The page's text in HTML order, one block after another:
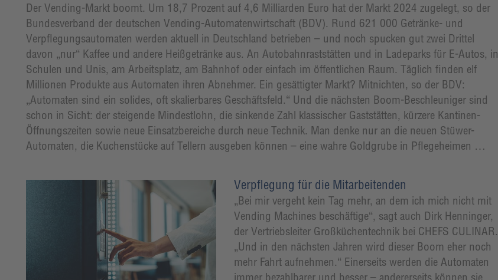
Der Vending-Markt boomt. Um 18,7 Prozent auf 4,6 Milliarden Euro hat der Markt 2024 zugelegt, so der
Bundesverband der deutschen Vending-Automatenwirtschaft (BDV). Rund 621 000 Getränke- und
Verpflegungsautomaten werden aktuell in Deutschland betrieben – und noch spucken gut zwei Drittel
davon „nur“ Kaffee und andere Heißgetränke aus. An Autobahnraststätten und in Ladeparks für E-Autos, in
Schulen und Unis, am Arbeitsplatz, am Bahnhof oder einfach im öffentlichen Raum. Täglich finden elf
Millionen Produkte aus Automaten ihren Abnehmer. Ein gesättigter Markt? Mitnichten, so der BDV:
„Automaten sind ein solides, oft skalierbares Geschäftsfeld.“ Und die nächsten Boom-Beschleuniger sind
schon in Sicht: der steigende Mindestlohn, die sinkende Zahl klassischer Gaststätten, kürzere Kantinen-
Öffnungszeiten sowie neue Einsatzbereiche durch neue Technik. Man denke nur an die neuen Stüwer-
Automaten, die Kuchenstücke auf Tellern ausgeben können – eine wahre Goldgrube in Pflegeheimen …
Verpflegung für die Mitarbeitenden
„Bei mir vergeht kein Tag mehr, an dem ich mich nicht mit
Vending Machines beschäftige“, sagt auch Dirk Henninger,
der Vertriebsleiter Großküchentechnik bei CHEFS CULINAR.
„Und in den nächsten Jahren wird dieser Boom eher noch
mehr Fahrt aufnehmen.“ Einerseits werden die Automaten